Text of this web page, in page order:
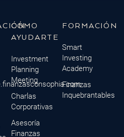
CÓMO
AYUDARTE
Investment
Planning
Meeting
Charlas
Corporativas
Asesoría
Finanzas
FORMACIÓN
Smart
Investing
Academy
Finanzas
Inquebrantables